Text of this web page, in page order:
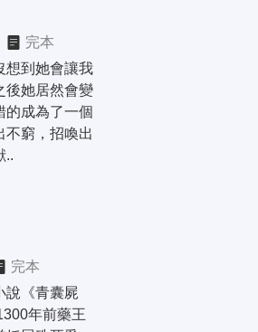
完本
想到她會讓我
後她居然會變
的成為了一個
不窮，招喚出
..
完本
說《青囊屍
年前藥王